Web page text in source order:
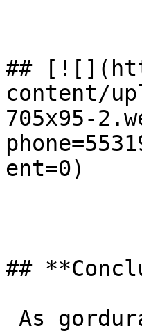
##
content/
705x95-
ent=0)
##